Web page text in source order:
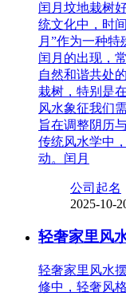
闰月坟地栽树
统文化中，时
月”作为一种特
闰月的出现，
自然和谐共处
栽树，特别是
风水象征我们
旨在调整阴历
传统风水学中
动。闰月
公司起名
2025-10-
轻奢家里风
轻奢家里风水
修中，轻奢风